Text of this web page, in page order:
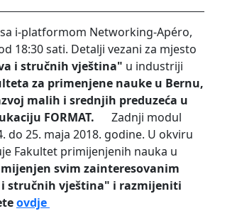
i-platformom Networking-Apéro,
18:30 sati. Detalji vezani za mjesto
i stručnih vještina" u industriji
za primenjene nauke u Bernu,
malih i srednjih preduzeća u
FORMAT.
Zadnji modul
25. maja 2018. godine. U okviru
Fakultet primijenjenih nauka u
svim zainteresovanim
i stručnih vještina" i razmijeniti
ovdje